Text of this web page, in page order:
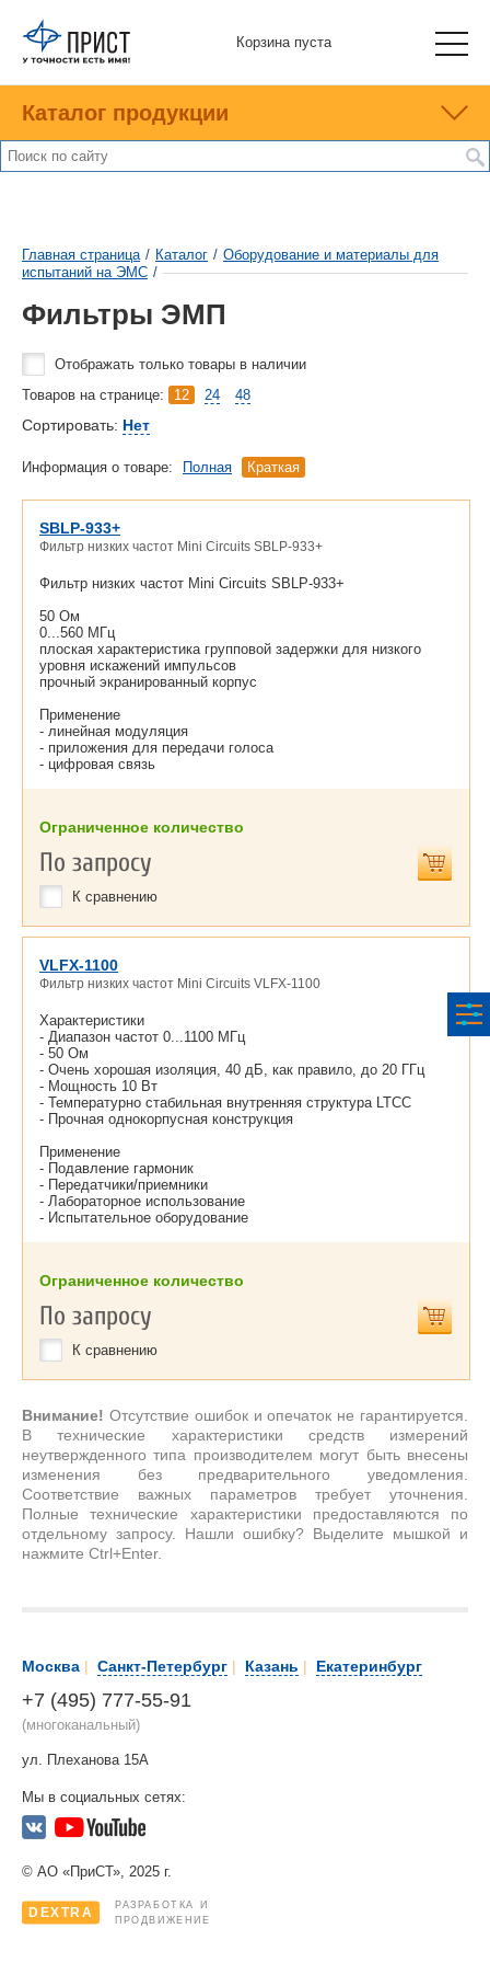
Корзина пуста
Каталог продукции
Главная страница / Каталог / Оборудование и материалы для
испытаний на ЭМС /
Фильтры ЭМП
Отображать только товары в наличии
Товаров на странице:
12 24 48
Сортировать: Нет
Информация о товаре: Полная Краткая
SBLP-933+
Фильтр низких частот Mini Circuits SBLP-933+
Фильтр низких частот Mini Circuits SBLP-933+
50 Ом
0...560 МГц
плоская характеристика групповой задержки для низкого
уровня искажений импульсов
прочный экранированный корпус
Применение
- линейная модуляция
- приложения для передачи голоса
- цифровая связь
Ограниченное количество
По запросу
К сравнению
VLFX-1100
Фильтр низких частот Mini Circuits VLFX-1100
Характеристики
- Диапазон частот 0...1100 МГц
- 50 Ом
- Очень хорошая изоляция, 40 дБ, как правило, до 20 ГГц
- Мощность 10 Вт
- Температурно стабильная внутренняя структура LTCC
- Прочная однокорпусная конструкция
Применение
- Подавление гармоник
- Передатчики/приемники
- Лабораторное использование
- Испытательное оборудование
Ограниченное количество
По запросу
К сравнению
Внимание! Отсутствие ошибок и опечаток не гарантируется.
В технические характеристики средств измерений
неутвержденного типа производителем могут быть внесены
изменения без предварительного уведомления.
Соответствие важных параметров требует уточнения.
Полные технические характеристики предоставляются по
отдельному запросу. Нашли ошибку? Выделите мышкой и
нажмите Ctrl+Enter.
Москва | Санкт-Петербург | Казань | Екатеринбург
+7 (495) 777-55-91
(многоканальный)
ул. Плеханова 15А
Мы в социальных сетях:
© АО «ПриСТ», 2025 г.
DEXTRA
РАЗРАБОТКА И
ПРОДВИЖЕНИЕ